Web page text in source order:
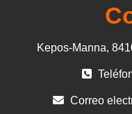
Kepos-Manna,
Correo